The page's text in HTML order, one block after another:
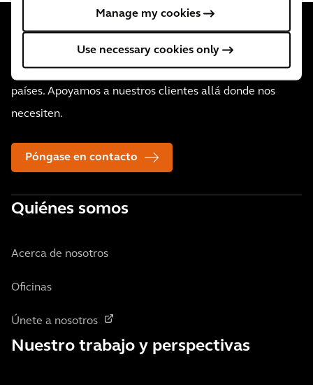
Manage my cookies
Use necessary cookies only
Contamos con 34.000 personas activas en más de 30
países. Apoyamos a nuestros clientes allá donde nos
necesiten.
Póngase en contacto
Quiénes somos
Acerca de nosotros
Oficinas
Únete a nosotros
Nuestro trabajo y perspectivas